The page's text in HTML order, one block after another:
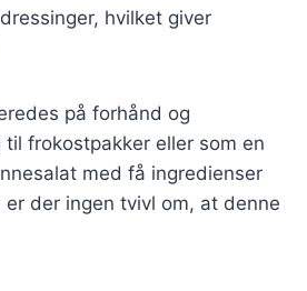
hvilket giver
på forhånd og
frokostpakker eller som en
med få ingredienser
der ingen tvivl om, at denne